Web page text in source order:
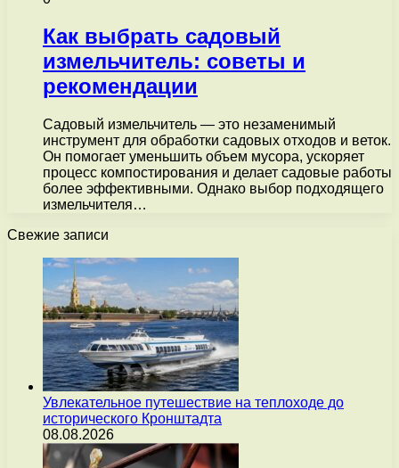
Как выбрать садовый
измельчитель: советы и
рекомендации
Садовый измельчитель — это незаменимый
инструмент для обработки садовых отходов и веток.
Он помогает уменьшить объем мусора, ускоряет
процесс компостирования и делает садовые работы
более эффективными. Однако выбор подходящего
измельчителя…
Свежие записи
Увлекательное путешествие на теплоходе до
исторического Кронштадта
08.08.2026